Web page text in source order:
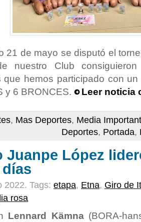
21 de mayo se disputó el
nuestro Club
que hemos participado con
y 6 BRONCES.
Leer noticia
, Mas Deportes, Media
Deportes, Portada,
Juanpe López
2022. Tags: etapa, Etna, Giro de
rosa
Lennard Kämna(BORA-